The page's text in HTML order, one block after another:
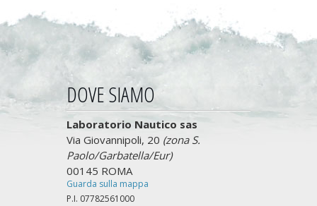
DOVE SIAMO
Laboratorio Nautico sas
Via Giovannipoli, 20 (zona S.
Paolo/Garbatella/Eur)
00145 ROMA
Guarda sulla mappa
P.I. 07782561000